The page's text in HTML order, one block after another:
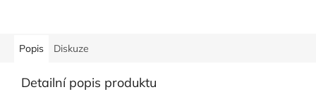
Popis Diskuze
Detailní popis produktu